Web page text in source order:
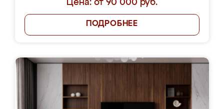
Цена: от 90 000 руб.
ПОДРОБНЕЕ